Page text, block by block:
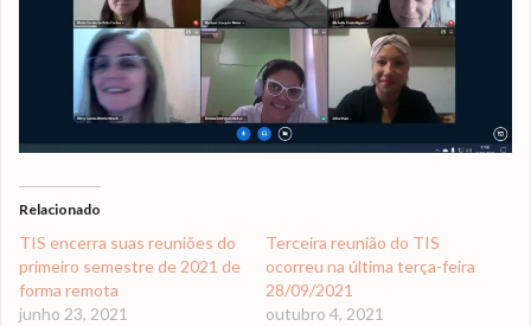
Relacionado
TIS encerra suas reuniões do
primeiro semestre de 2021 de
forma remota
junho 23, 2021
Terceira reunião do TIS
ocorreu na última terça-feira
28/09/2021
outubro 4, 2021